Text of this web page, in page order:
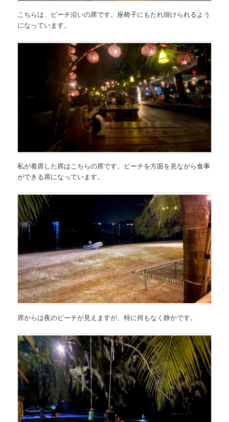
こちらは、ビーチ沿いの席です。座椅子にもたれ掛けられるよう
になっています。
私が着席した席はこちらの席です。ビーチを方面を見ながら食事
ができる席になっています。
席からは夜のビーチが見えますが、特に何もなく静かです。